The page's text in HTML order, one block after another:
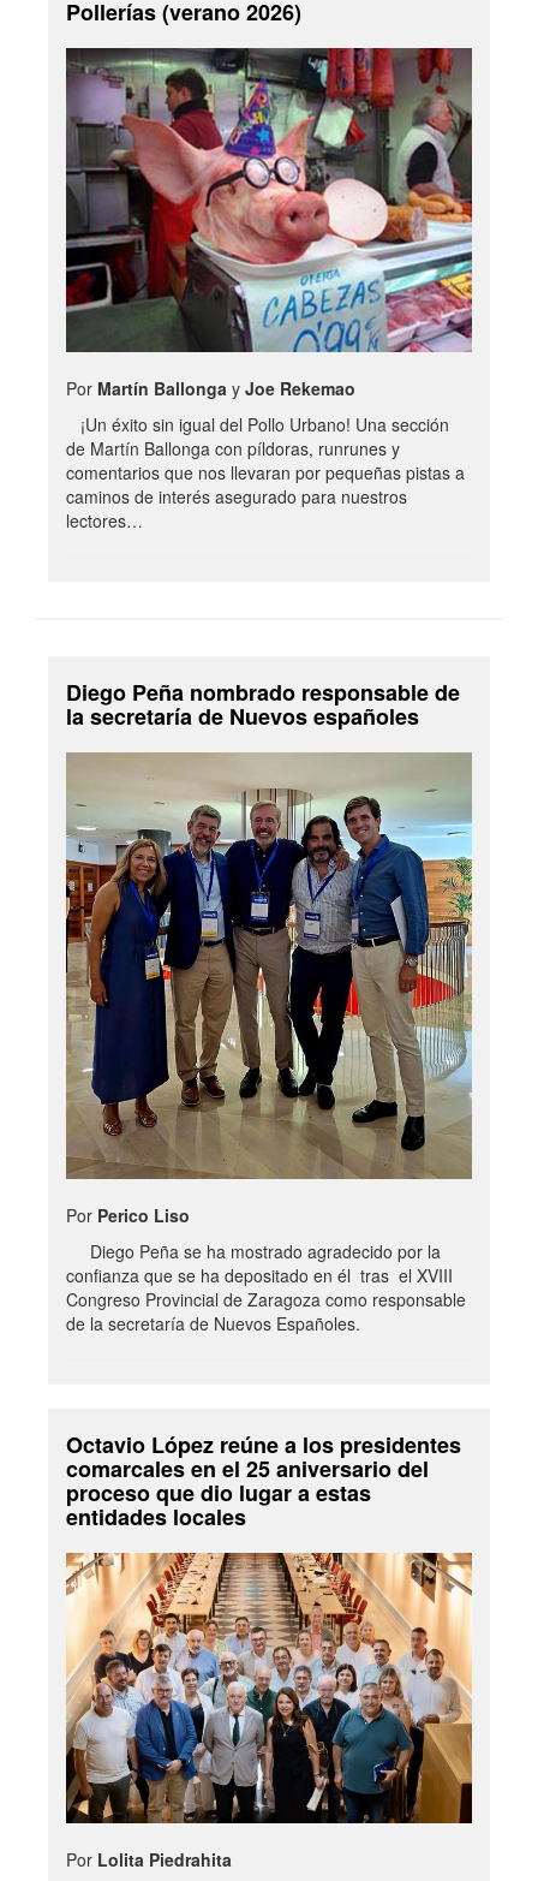
Pollerías (verano 2026)
Por Martín Ballonga y Joe Rekemao
¡Un éxito sin igual del Pollo Urbano! Una sección
de Martín Ballonga con píldoras, runrunes y
comentarios que nos llevaran por pequeñas pistas a
caminos de interés asegurado para nuestros
lectores…
Diego Peña nombrado responsable de
la secretaría de Nuevos españoles
Por Perico Liso
Diego Peña se ha mostrado agradecido por la
confianza que se ha depositado en él tras el XVIII
Congreso Provincial de Zaragoza como responsable
de la secretaría de Nuevos Españoles.
Octavio López reúne a los presidentes
comarcales en el 25 aniversario del
proceso que dio lugar a estas
entidades locales
Por Lolita Piedrahita